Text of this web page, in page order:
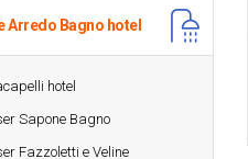
Arredo Bagno hotel
hotel
Sapone Bagno
Fazzoletti e Veline